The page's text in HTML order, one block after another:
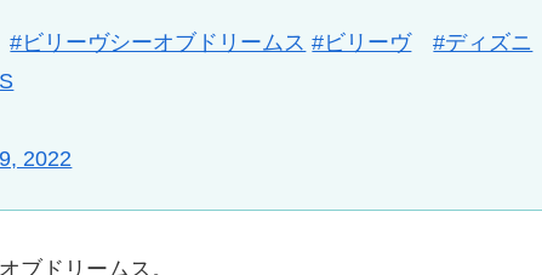
#ビリーヴシーオブドリームス #ビリーヴ
#ディズニ
2022
ブドリームス。